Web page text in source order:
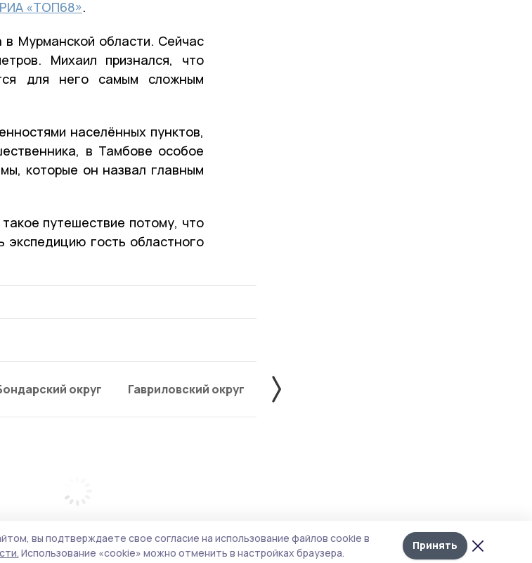
Лента
новостей
«ТОП68».
Мурманской области. Сейчас
Михаил признался, что
для него самым сложным
населённых пунктов,
в Тамбове особое
которые он назвал главным
путешествие потому, что
гость областного
округ Гавриловский округ Жердевский округ
вы подтверждаете свое согласие на использование файлов cookie в
Использование «cookie» можно отменить в настройках браузера.
Принять